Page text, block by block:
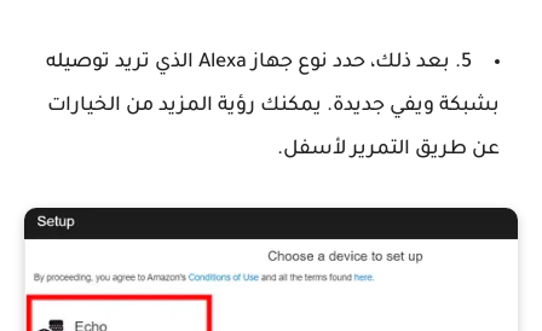
5. بعد ذلك، حدد نوع جهاز Alexa الذي تريد توصيله
بشبكة ويفي جديدة. يمكنك رؤية المزيد من الخيارات
عن طريق التمرير لأسفل.